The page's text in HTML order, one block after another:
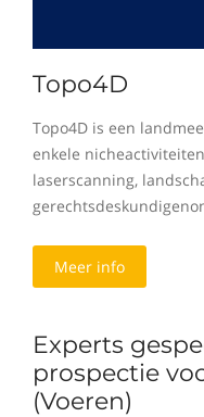
Topo4D
Topo4D is een
enkele
laserscanning,
Meer info
Experts
prospectie
(Voeren)